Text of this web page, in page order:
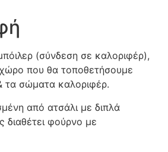
(σύνδεση σε καλοριφέρ),
που θα τοποθετήσουμε
τα σώματα καλοριφέρ.
από ατσάλι με διπλά
διαθέτει φούρνο με